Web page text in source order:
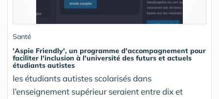
Santé
'Aspie Friendly', un programme d'accompagnement pour
faciliter l'inclusion à l'université des futurs et actuels
étudiants autistes
les étudiants autistes scolarisés dans
l’enseignement supérieur seraient entre dix et